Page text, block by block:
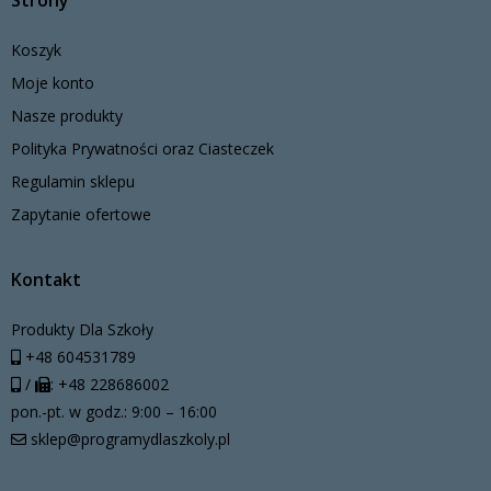
Koszyk
Moje konto
Nasze produkty
Polityka Prywatności oraz Ciasteczek
Regulamin sklepu
Zapytanie ofertowe
Kontakt
Produkty Dla Szkoły
+48 604531789
/
: +48 228686002
pon.-pt. w godz.: 9:00 – 16:00
sklep@programydlaszkoly.pl